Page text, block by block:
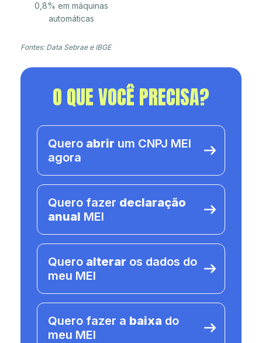
0,8% em máquinas
automáticas
Fontes: Data Sebrae e IBGE
O QUE VOCÊ PRECISA?
Quero abrir um CNPJ MEI
agora
Quero fazer declaração
anual MEI
Quero alterar os dados do
meu MEI
Quero fazer a baixa do
meu MEI